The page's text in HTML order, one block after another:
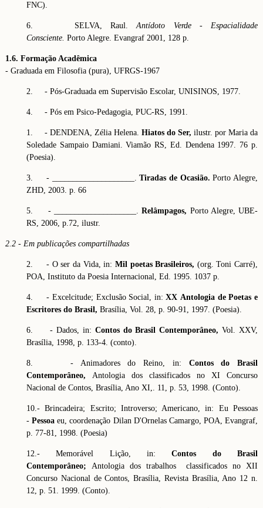
FNC).
6. SELVA, Raul.Antídoto Verde -Espacialidade
Consciente. Porto Alegre. Evangraf 2001, 128 p.
1.6. Formação Acadêmica
- Graduada em Filosofia (pura), UFRGS-1967
2. - Pós-Graduada em Supervisão Escolar, UNISINOS, 1977.
4. - Pós em Psico-Pedagogia, PUC-RS, 1991.
1. - DENDENA, Zélia Helena. Hiatos do Ser, ilustr. por Maria da
Soledade Sampaio Damiani. Viamão RS, Ed. Dendena 1997. 76 p.
(Poesia).
3. - ____________________.Tiradas de Ocasião.Porto Alegre,
ZHD, 2003. p. 66
5. - ____________________.Relâmpagos, Porto Alegre, UBE-
RS, 2006, p.72, ilustr.
2.2 - Em publicações compartilhadas
2. - O ser da Vida, in: Mil poetas Brasileiros, (org. Toni Carré),
POA, Instituto da Poesia Internacional, Ed. 1995. 1037 p.
4. - Excelcitude; Exclusão Social, in:XX Antologia de Poetas e
Escritores do Brasil, Brasília, Vol. 28, p. 90-91, 1997. (Poesia).
6. - Dados, in: Contos do Brasil Contemporâneo,Vol. XXV,
Brasília, 1998, p. 133-4. (conto).
8. - Animadores do Reino, in: Contos do Brasil
Contemporâneo, Antologia dos classificados no XI Concurso
Nacional de Contos, Brasília, Ano XI,. 11, p. 53, 1998. (Conto).
10.- Brincadeira; Escrito; Introverso; Americano, in: Eu Pessoas
-Pessoaeu, coordenação Dilan D'Ornelas Camargo, POA, Evangraf,
p. 77-81, 1998. (Poesia)
12.- Memorável Lição, in:Contos do Brasil
Contemporâneo; Antologia dos trabalhos classificados no XII
Concurso Nacional de Contos, Brasília, Revista Brasília, Ano 12 n.
12, p. 51. 1999. (Conto).